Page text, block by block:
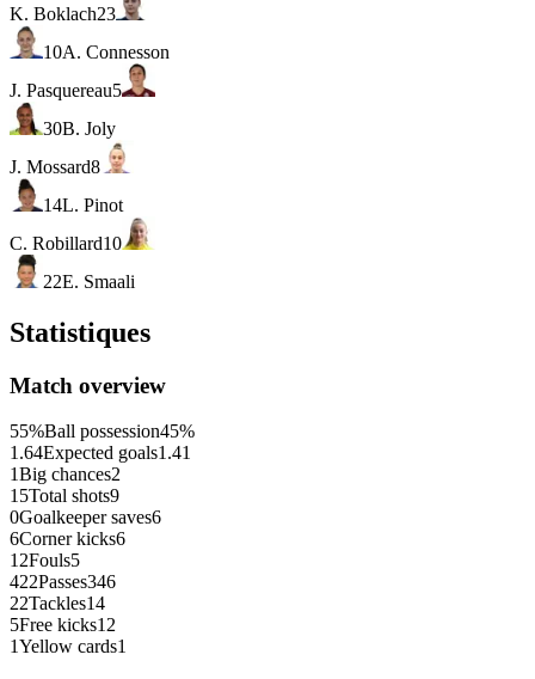
K. Boklach23
10A. Connesson
J. Pasquereau5
30B. Joly
J. Mossard8
14L. Pinot
C. Robillard10
22E. Smaali
Statistiques
Match overview
55%Ball possession45%
1.64Expected goals1.41
1Big chances2
15Total shots9
0Goalkeeper saves6
6Corner kicks6
12Fouls5
422Passes346
22Tackles14
5Free kicks12
1Yellow cards1